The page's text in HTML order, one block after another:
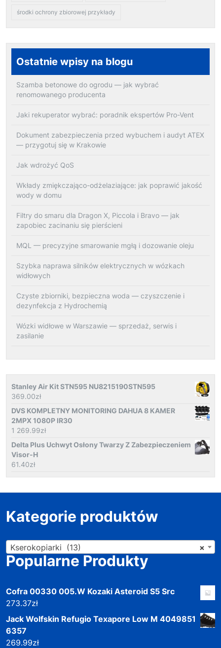
środki ochrony zbiorowej przykłady
Ostatnie wpisy na blogu
Szamba betonowe do ogrodu — jak wybrać
renomowanego producenta
Jaki rekuperator wybrać: poradnik ekspertów Pro-Vent
Dokument zabezpieczenia przed wybuchem i audyt ATEX
— przygotuj się w Krakowie
Jak wdrożyć QoS
Wkłady zmiękczająco-odżelaziające: jak poprawić jakość
wody w domu
Filtry do smaru dla Dragon X, Piccola i Bravo — jak
zapobiec zacinaniu się pierścieni
MQL — precyzyjne smarowanie mgłą i dozowanie oleju
Szybka naprawa silników elektrycznych w wózkach
widłowych
Czyste zbiorniki, bezpieczna woda — czyszczenie i
dezynfekcja z Hydrochemią
Wózki widłowe w Warszawie — sprzedaż, serwis i
zasilanie
Stanley Air Kit STN595 NU8215190STN595
369.00zł
DVS KOMPLETNY MONITORING DAHUA 8 KAMER
2MPX 1080P IR30
1 269.99zł
Delta Plus Uchwyt Osłony Twarzy Z Zabezpieczeniem
Visor-H
61.40zł
Kategorie produktów
×
Kserokopiarki (13)
Popularne Produkty
Cofra 00330 005.W Kozaki Asteroid S5 Src
273.37zł
Jack Wolfskin Refugio Texapore Low M 4049851
6357
269.99zł